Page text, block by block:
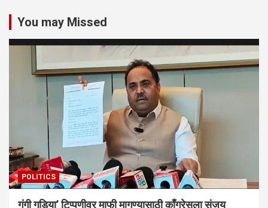
You may Missed
POLITICS
गुंगी गुडिया’ टिप्पणीवर माफी मागण्यासाठी काँग्रेसला संजय